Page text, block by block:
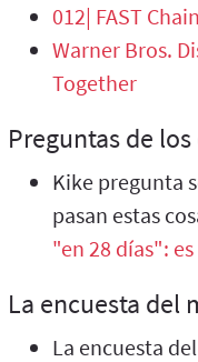
012| FAST
Warner Bros.
Together
Preguntas de
Kike pregunta
pasan estas
"en 28 días":
La encuesta del
La encuesta